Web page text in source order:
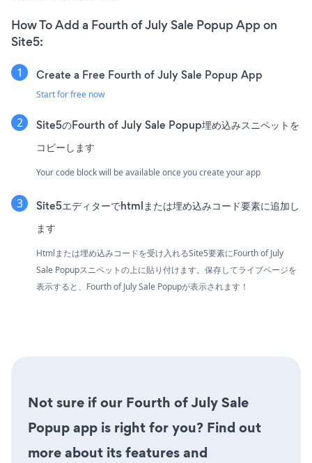
How To Add a Fourth of July Sale Popup App on
Site5:
Create a Free Fourth of July Sale Popup App
Start for free now
Site5のFourth of July Sale Popup埋め込みスニペットを
コピーします
Your code block will be available once you create your app
Site5エディターでhtmlまたは埋め込みコード要素に追加し
ます
Htmlまたは埋め込みコードを受け入れるSite5要素にFourth of July
Sale Popupスニペットの上に貼り付けます。保存してライブページを
表示すると、Fourth of July Sale Popupが表示されます！
Not sure if our Fourth of July Sale
Popup app is right for you? Find out
more about its features and